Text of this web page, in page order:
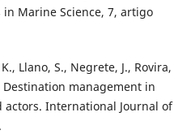
Marine Science, 7, artigo
Llano, S., Negrete, J., Rovira,
Destination management in
actors. International Journal of